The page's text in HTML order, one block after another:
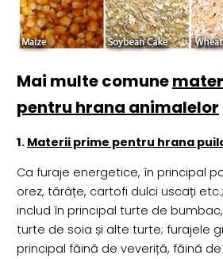
Mai multe comune
pentru hrana animalelor
1. Materii prime pentru hrana
Ca furaje energetice, în principal
orez, tărâțe, cartofi dulci uscați
includ în principal turte de
turte de soia și alte turte; furajele
principal făină de veveriță, făină